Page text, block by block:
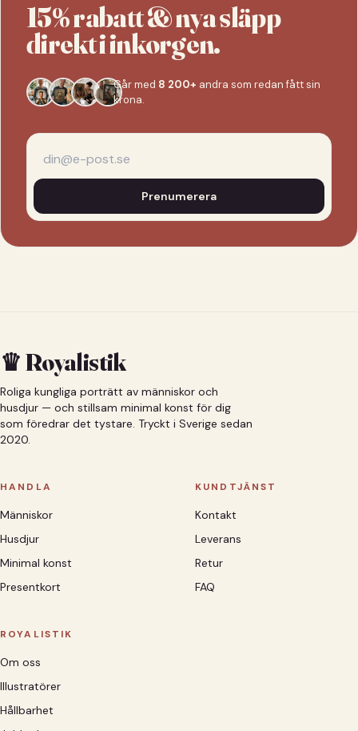
15% rabatt & nya släpp
direkt i inkorgen.
Går med 8 200+ andra som redan fått sin
krona.
Prenumerera
♛ Royalistik
Roliga kungliga porträtt av människor och
husdjur — och stillsam minimal konst för dig
som föredrar det tystare. Tryckt i Sverige sedan
2020.
HANDLA
Människor
Husdjur
Minimal konst
Presentkort
KUNDTJÄNST
Kontakt
Leverans
Retur
FAQ
ROYALISTIK
Om oss
Illustratörer
Hållbarhet